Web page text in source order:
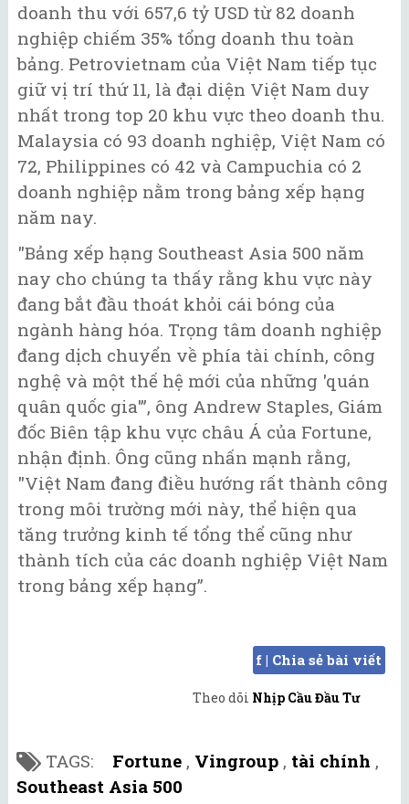
doanh thu với 657,6 tỷ USD từ 82 doanh
nghiệp chiếm 35% tổng doanh thu toàn
bảng. Petrovietnam của Việt Nam tiếp tục
giữ vị trí thứ 11, là đại diện Việt Nam duy
nhất trong top 20 khu vực theo doanh thu.
Malaysia có 93 doanh nghiệp, Việt Nam có
72, Philippines có 42 và Campuchia có 2
doanh nghiệp nằm trong bảng xếp hạng
năm nay.
"Bảng xếp hạng Southeast Asia 500 năm
nay cho chúng ta thấy rằng khu vực này
đang bắt đầu thoát khỏi cái bóng của
ngành hàng hóa. Trọng tâm doanh nghiệp
đang dịch chuyển về phía tài chính, công
nghệ và một thế hệ mới của những 'quán
quân quốc gia'”, ông Andrew Staples, Giám
đốc Biên tập khu vực châu Á của Fortune,
nhận định. Ông cũng nhấn mạnh rằng,
"Việt Nam đang điều hướng rất thành công
trong môi trường mới này, thể hiện qua
tăng trưởng kinh tế tổng thể cũng như
thành tích của các doanh nghiệp Việt Nam
trong bảng xếp hạng”.
f | Chia sẻ bài viết
Theo dõi Nhịp Cầu Đầu Tư
TAGS: Fortune , Vingroup , tài chính ,
Southeast Asia 500